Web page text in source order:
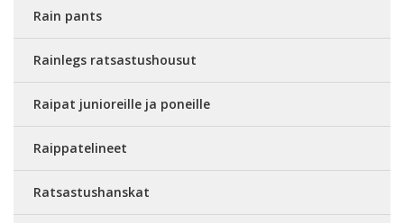
Rain pants
Rainlegs ratsastushousut
Raipat junioreille ja poneille
Raippatelineet
Ratsastushanskat